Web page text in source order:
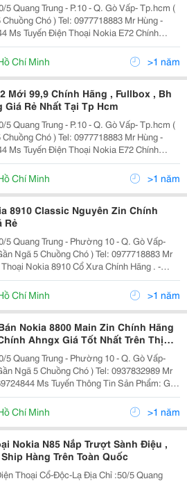
5 Quang Trung - P.10 - Q. Gò Vấp- Tp.hcm (
Chó ) Tel: 0977718883 Mr Hùng -
Thoại Nokia E72 Chính
Có Đường Viền Bao Quanh Thân Máy
Loại Mạ Crôm. Nắp Pin Được Làm
Chí Minh >1 năm
Mới 99,9 Chính Hãng , Fullbox , Bh
Giá Rẻ Nhất Tại Tp Hcm
5 Quang Trung - P.10 - Q. Gò Vấp- Tp.hcm (
Chó ) Tel: 0977718883 Mr Hùng -
Thoại Nokia E72 Chính
Có Đường Viền Bao Quanh Thân Máy
Loại Mạ Crôm. Nắp Pin Được Làm
Chí Minh >1 năm
8910 Classic Nguyên Zin Chính
Rẻ
5 Quang Trung - Phường 10 - Q. Gò Vấp-
Ngã 5 Chuồng Chó ) Tel: 0977718883 Mr
Được Thiết Kế Bằng Kim Loại Nguyên Khối,
Hoà
Chí Minh >1 năm
Nokia 8800 Main Zin Chính Hãng
Ahngx Giá Tốt Nhất Trên Thị
5 Quang Trung - Phường 10 - Q. Gò Vấp-
Ngã 5 Chuồng Chó ) Tel: 0937832989 Mr
Tuyến Thông Tin Sản Phẩm: Gía
Gold Arte Có Giá Từ: 20 Triệu Đến 50
Máy Và Hình Thức.
Chí Minh >1 năm
Nokia N85 Nắp Trượt Sành Điệu ,
Hàng Trên Toàn Quốc
Thoại Cổ-Độc-Lạ Địa Chỉ :50/5 Quang